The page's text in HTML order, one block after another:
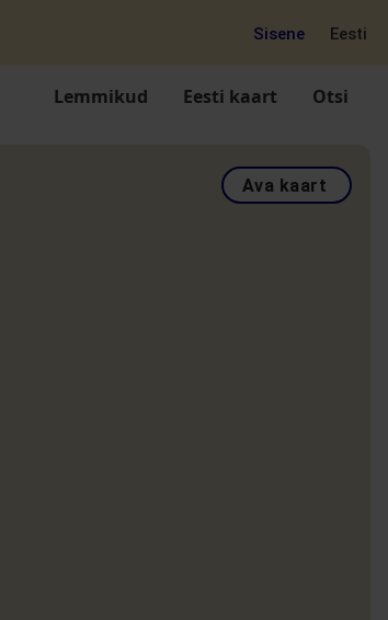
Sisene Eesti
Lemmikud Eesti kaart Otsi
Ava kaart